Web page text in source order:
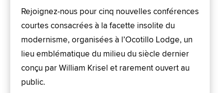
Rejoignez-nous pour cinq nouvelles conférences
courtes consacrées à la facette insolite du
modernisme, organisées à l’Ocotillo Lodge, un
lieu emblématique du milieu du siècle dernier
conçu par William Krisel et rarement ouvert au
public.